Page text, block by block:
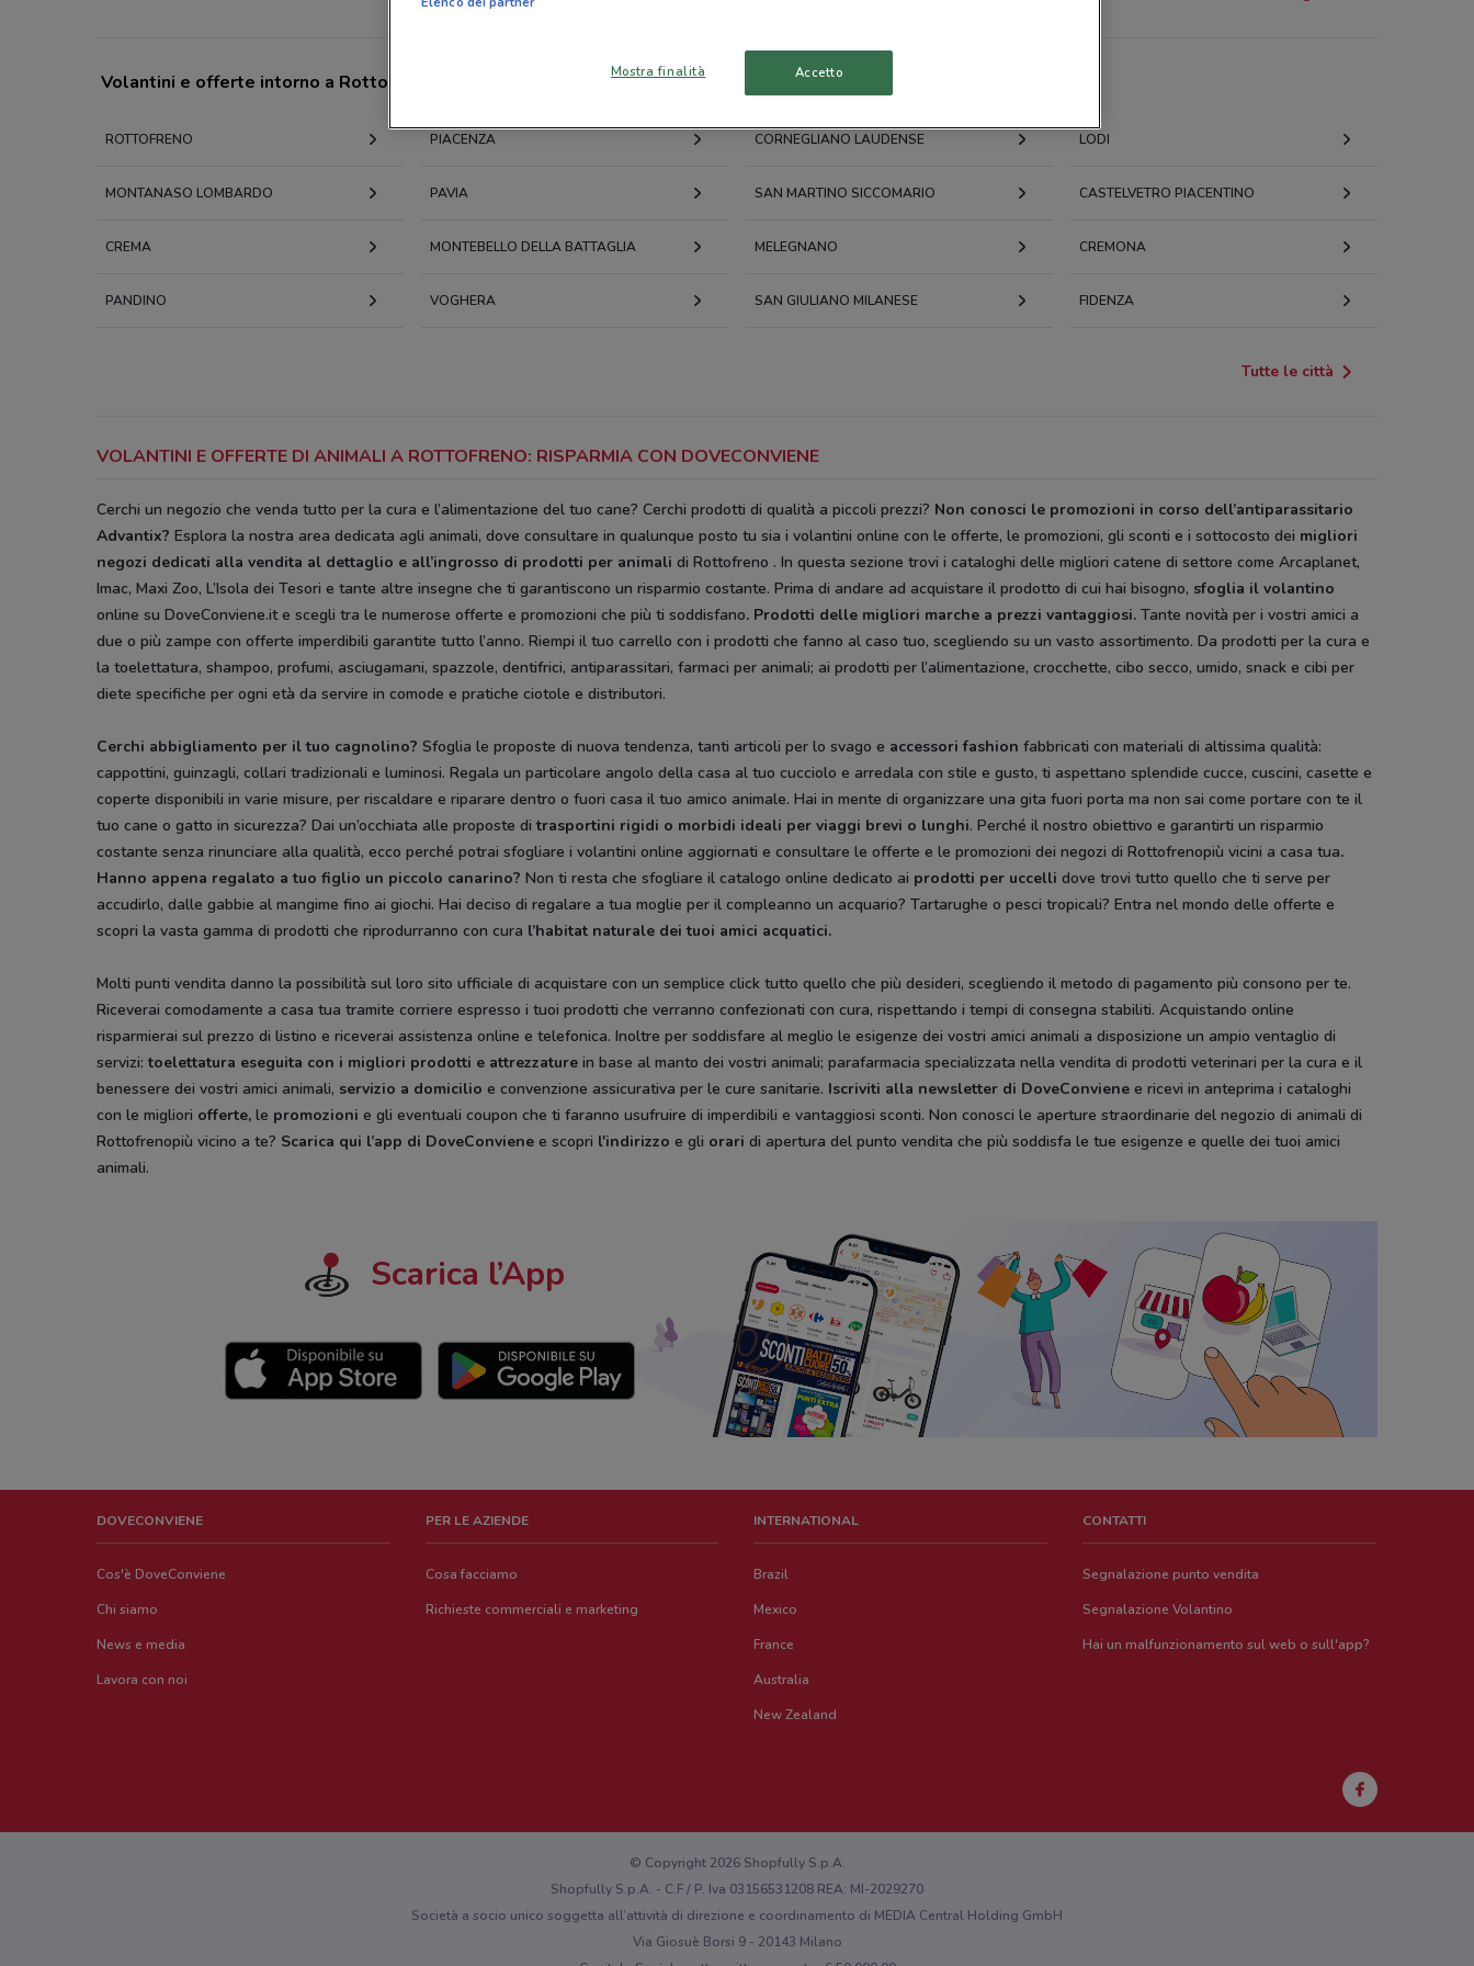
Volantini e offerte intorno a Rottofreno
ROTTOFRENO PIACENZA CORNEGLIANO LAUDENSE LODI
MONTANASO LOMBARDO PAVIA SAN MARTINO SICCOMARIO CASTELVETRO PIACENTINO
CREMA MONTEBELLO DELLA BATTAGLIA MELEGNANO CREMONA
PANDINO VOGHERA SAN GIULIANO MILANESE FIDENZA
Tutte le città
VOLANTINI E OFFERTE DI ANIMALI A ROTTOFRENO: RISPARMIA CON DOVECONVIENE
Cerchi un negozio che venda tutto per la cura e l’alimentazione del tuo cane? Cerchi prodotti di qualità a piccoli prezzi? Non conosci le promozioni in corso dell’antiparassitario
Advantix? Esplora la nostra area dedicata agli animali, dove consultare in qualunque posto tu sia i volantini online con le offerte, le promozioni, gli sconti e i sottocosto dei migliori
negozi dedicati alla vendita al dettaglio e all’ingrosso di prodotti per animali di Rottofreno . In questa sezione trovi i cataloghi delle migliori catene di settore come Arcaplanet,
Imac, Maxi Zoo, L’Isola dei Tesori e tante altre insegne che ti garantiscono un risparmio costante. Prima di andare ad acquistare il prodotto di cui hai bisogno, sfoglia il volantino
online su DoveConviene.it e scegli tra le numerose offerte e promozioni che più ti soddisfano. Prodotti delle migliori marche a prezzi vantaggiosi. Tante novità per i vostri amici a
due o più zampe con offerte imperdibili garantite tutto l’anno. Riempi il tuo carrello con i prodotti che fanno al caso tuo, scegliendo su un vasto assortimento. Da prodotti per la cura e
la toelettatura, shampoo, profumi, asciugamani, spazzole, dentifrici, antiparassitari, farmaci per animali; ai prodotti per l’alimentazione, crocchette, cibo secco, umido, snack e cibi per
diete specifiche per ogni età da servire in comode e pratiche ciotole e distributori.
Cerchi abbigliamento per il tuo cagnolino? Sfoglia le proposte di nuova tendenza, tanti articoli per lo svago e accessori fashion fabbricati con materiali di altissima qualità:
cappottini, guinzagli, collari tradizionali e luminosi. Regala un particolare angolo della casa al tuo cucciolo e arredala con stile e gusto, ti aspettano splendide cucce, cuscini, casette e
coperte disponibili in varie misure, per riscaldare e riparare dentro o fuori casa il tuo amico animale. Hai in mente di organizzare una gita fuori porta ma non sai come portare con te il
tuo cane o gatto in sicurezza? Dai un’occhiata alle proposte ditrasportini rigidi o morbidi ideali per viaggi brevi o lunghi. Perché il nostro obiettivo e garantirti un risparmio
costante senza rinunciare alla qualità, ecco perché potrai sfogliare i volantini online aggiornati e consultare le offerte e le promozioni dei negozi di Rottofrenopiù vicini a casa tua.
Hanno appena regalato a tuo figlio un piccolo canarino? Non ti resta che sfogliare il catalogo online dedicato ai prodotti per uccelli dove trovi tutto quello che ti serve per
accudirlo, dalle gabbie al mangime fino ai giochi. Hai deciso di regalare a tua moglie per il compleanno un acquario? Tartarughe o pesci tropicali? Entra nel mondo delle offerte e
scopri la vasta gamma di prodotti che riprodurranno con cura l’habitat naturale dei tuoi amici acquatici.
Molti punti vendita danno la possibilità sul loro sito ufficiale di acquistare con un semplice click tutto quello che più desideri, scegliendo il metodo di pagamento più consono per te.
Riceverai comodamente a casa tua tramite corriere espresso i tuoi prodotti che verranno confezionati con cura, rispettando i tempi di consegna stabiliti. Acquistando online
risparmierai sul prezzo di listino e riceverai assistenza online e telefonica. Inoltre per soddisfare al meglio le esigenze dei vostri amici animali a disposizione un ampio ventaglio di
servizi:toelettatura eseguita con i migliori prodotti e attrezzature in base al manto dei vostri animali; parafarmacia specializzata nella vendita di prodotti veterinari per la cura e il
benessere dei vostri amici animali, servizio a domicilio e convenzione assicurativa per le cure sanitarie. Iscriviti alla newsletter di DoveConviene e ricevi in anteprima i cataloghi
con le migliori offerte, le promozioni e gli eventuali coupon che ti faranno usufruire di imperdibili e vantaggiosi sconti. Non conosci le aperture straordinarie del negozio di animali di
Rottofrenopiù vicino a te? Scarica qui l’app di DoveConviene e scopri l'indirizzo e gli orari di apertura del punto vendita che più soddisfa le tue esigenze e quelle dei tuoi amici
animali.
Scarica l’App
DOVECONVIENE
Cos'è DoveConviene
Chi siamo
News e media
Lavora con noi
PER LE AZIENDE
Cosa facciamo
Richieste commerciali e marketing
INTERNATIONAL
Brazil
Mexico
France
Australia
New Zealand
CONTATTI
Segnalazione punto vendita
Segnalazione Volantino
Hai un malfunzionamento sul web o sull'app?
© Copyright 2026 Shopfully S.p.A.
Shopfully S.p.A. - C.F / P. Iva 03156531208 REA: MI-2029270
Società a socio unico soggetta all’attività di direzione e coordinamento di MEDIA Central Holding GmbH
Via Giosuè Borsi 9 - 20143 Milano
Mostra finalità Accetto